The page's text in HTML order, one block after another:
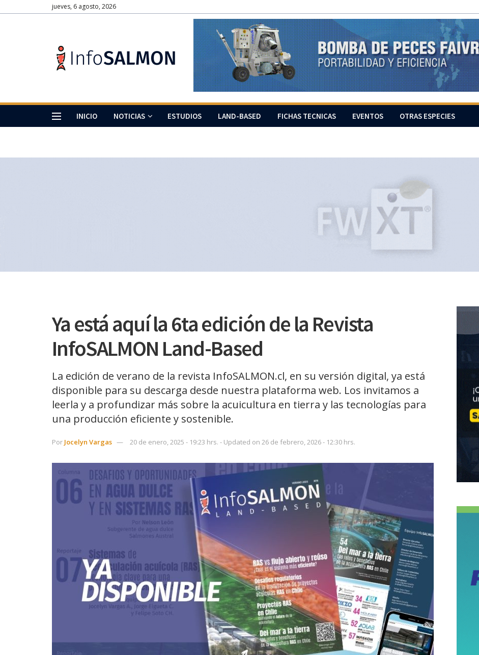
jueves, 6 agosto, 2026
INICIO NOTICIAS ESTUDIOS LAND-BASED FICHAS TECNICAS EVENTOS OTRAS ESPECIES
Ya está aquí la 6ta edición de la Revista
InfoSALMON Land-Based
La edición de verano de la revista InfoSALMON.cl, en su versión digital, ya está
disponible para su descarga desde nuestra plataforma web. Los invitamos a
leerla y a profundizar más sobre la acuicultura en tierra y las tecnologías para
una producción eficiente y sostenible.
Por Jocelyn Vargas 20 de enero, 2025 - 19:23 hrs. - Updated on 26 de febrero, 2026 - 12:30 hrs.